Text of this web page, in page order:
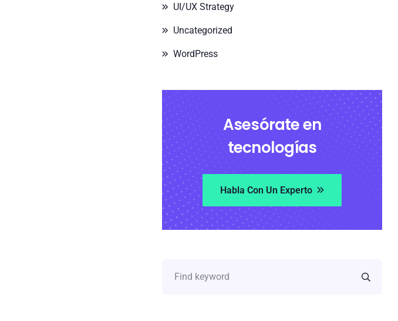
UI/UX Strategy
Uncategorized
WordPress
Asesórate en
tecnologías
Habla Con Un Experto